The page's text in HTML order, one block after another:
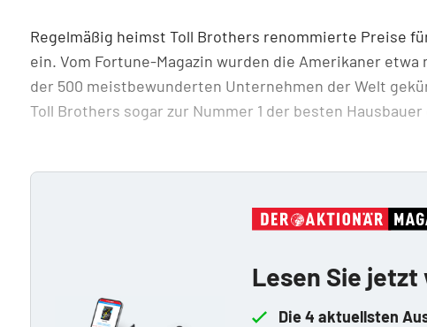
Regelmäßig heimst Toll Brothers renommierte Preise
ein. Vom Fortune-Magazin wurden die Amerikaner etwa
der 500 meistbewunderten Unternehmen der Welt
Toll Brothers sogar zur Nummer 1 der besten
Lesen Sie
Die 4 aktuellsten